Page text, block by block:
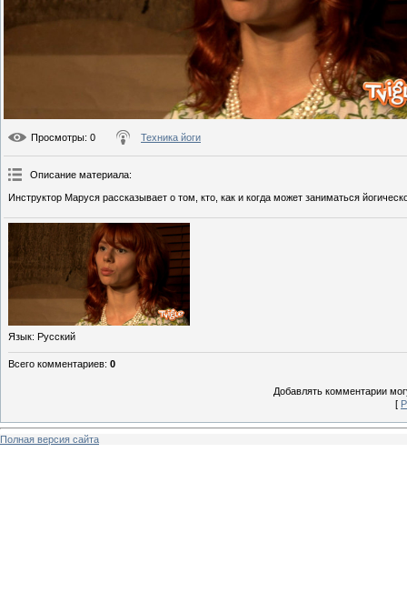
Просмотры: 0 Техника йоги
Описание материала:
Инструктор Маруся рассказывает о том, кто, как и когда может заниматься
Язык: Русский
Всего комментариев: 0
Добавлять комментарии
[
Полная версия сайта